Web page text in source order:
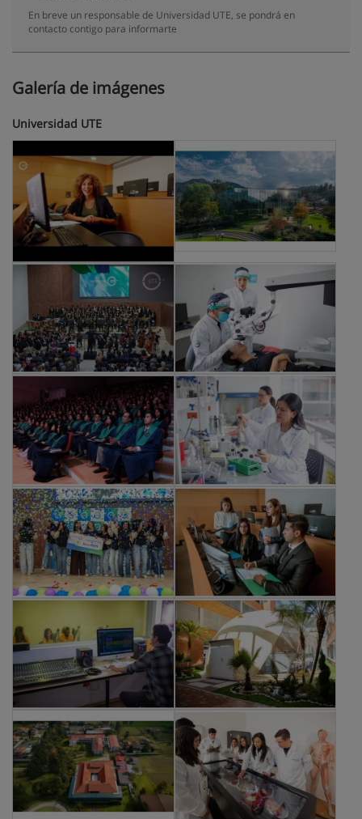
En breve un responsable de Universidad UTE, se pondrá en
contacto contigo para informarte
Galería de imágenes
Universidad UTE